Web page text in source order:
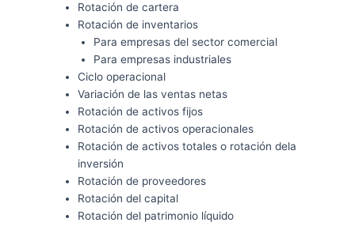
Rotación de cartera
Rotación de inventarios
Para empresas del sector comercial
Para empresas industriales
Ciclo operacional
Variación de las ventas netas
Rotación de activos fijos
Rotación de activos operacionales
Rotación de activos totales o rotación dela
inversión
Rotación de proveedores
Rotación del capital
Rotación del patrimonio líquido